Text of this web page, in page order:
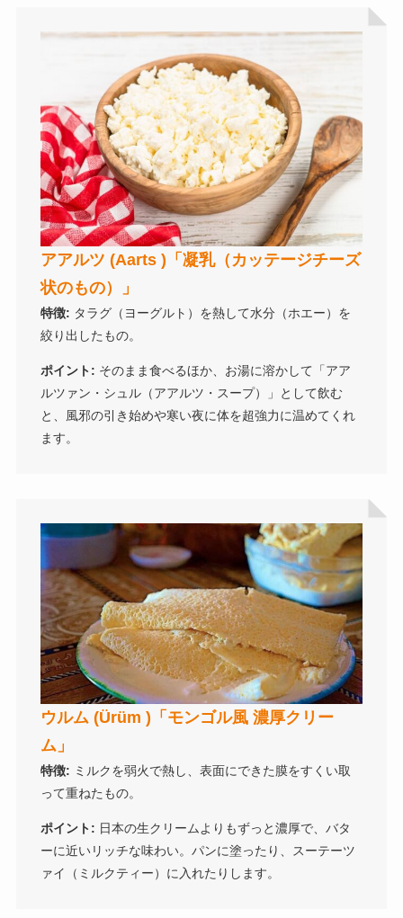
アアルツ (Aarts )「凝乳（カッテージチーズ
状のもの）」
特徴: タラグ（ヨーグルト）を熱して水分（ホエー）を
絞り出したもの。
ポイント: そのまま食べるほか、お湯に溶かして「アア
ルツァン・シュル（アアルツ・スープ）」として飲む
と、風邪の引き始めや寒い夜に体を超強力に温めてくれ
ます。
ウルム (Ürüm )「モンゴル風 濃厚クリー
ム」
特徴: ミルクを弱火で熱し、表面にできた膜をすくい取
って重ねたもの。
ポイント: 日本の生クリームよりもずっと濃厚で、バタ
ーに近いリッチな味わい。パンに塗ったり、スーテーツ
ァイ（ミルクティー）に入れたりします。